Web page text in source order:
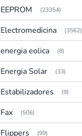
EEPROM (23354)
Electromedicina (3562)
energia eolica (8)
Energia Solar (33)
Estabilizadores (9)
Fax (506)
Flippers (99)